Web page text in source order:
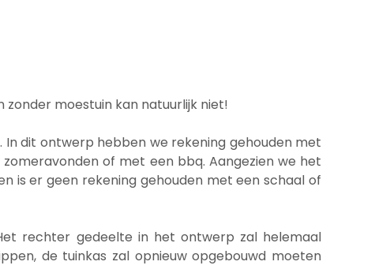
zonder moestuin kan natuurlijk niet!
dit ontwerp hebben we rekening gehouden met
of met een bbq. Aangezien we het
is er geen rekening gehouden met een schaal of
rechter gedeelte in het ontwerp zal helemaal
de tuinkas zal opnieuw opgebouwd moeten